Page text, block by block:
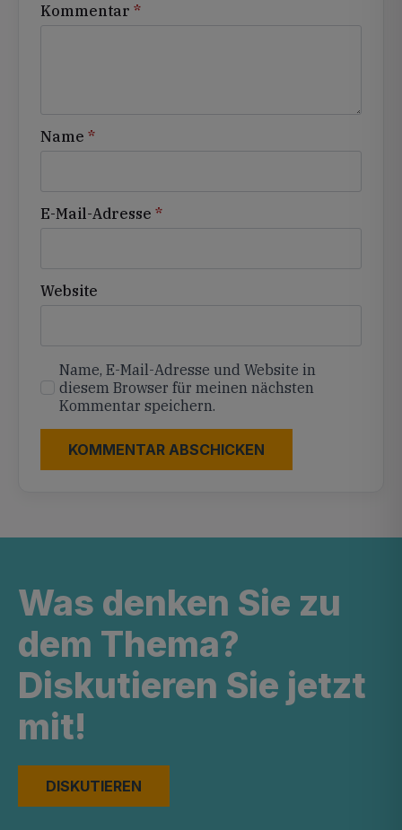
Kommentar *
Name *
E-Mail-Adresse *
Website
Name, E-Mail-Adresse und Website in
diesem Browser für meinen nächsten
Kommentar speichern.
Was denken Sie zu
dem Thema?
Diskutieren Sie jetzt
mit!
DISKUTIEREN